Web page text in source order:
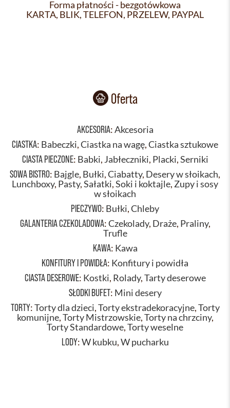
Forma płatności - bezgotówkowa
KARTA, BLIK, TELEFON, PRZELEW, PAYPAL
Oferta
AKCESORIA:Akcesoria
CIASTKA: Babeczki,Ciastka na wagę,Ciastka sztukowe
CIASTA PIECZONE: Babki, Jabłeczniki, Placki,Serniki
SOWA BISTRO: Bajgle, Bułki,Ciabatty, Desery w słoikach,
Lunchboxy, Pasty,Sałatki,Soki i koktajle, Zupy i sosy
w słoikach
PIECZYWO: Bułki,Chleby
GALANTERIA CZEKOLADOWA:Czekolady, Draże, Praliny,
Trufle
KAWA: Kawa
KONFITURY I POWIDŁA: Konfitury i powidła
CIASTA DESEROWE: Kostki, Rolady,Tarty deserowe
SŁODKI BUFET: Mini desery
TORTY:Torty dla dzieci,Torty ekstradekoracyjne,Torty
komunijne,Torty Mistrzowskie,Torty na chrzciny,
Torty Standardowe,Torty weselne
LODY:W kubku,W pucharku